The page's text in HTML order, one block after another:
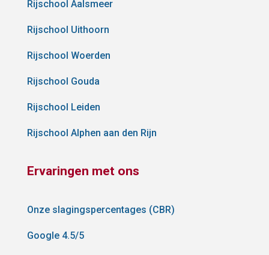
Rijschool Aalsmeer
Rijschool Uithoorn
Rijschool Woerden
Rijschool Gouda
Rijschool Leiden
Rijschool Alphen aan den Rijn
Ervaringen met ons
Onze slagingspercentages (CBR)
Google 4.5/5